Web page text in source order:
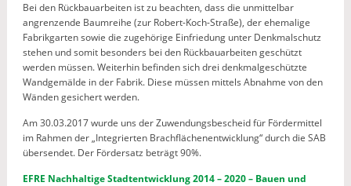
Bei den Rückbauarbeiten ist zu beachten, dass die unmittelbar
angrenzende Baumreihe (zur Robert-Koch-Straße), der ehemalige
Fabrikgarten sowie die zugehörige Einfriedung unter Denkmalschutz
stehen und somit besonders bei den Rückbauarbeiten geschützt
werden müssen. Weiterhin befinden sich drei denkmalgeschützte
Wandgemälde in der Fabrik. Diese müssen mittels Abnahme von den
Wänden gesichert werden.
Am 30.03.2017 wurde uns der Zuwendungsbescheid für Fördermittel
im Rahmen der „Integrierten Brachflächenentwicklung“ durch die SAB
übersendet. Der Fördersatz beträgt 90%.
EFRE Nachhaltige Stadtentwicklung 2014 – 2020 – Bauen und